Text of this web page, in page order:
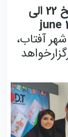
از تاریخ 22 الی
june
آفتاب،
6 عصر برگزارخواهد